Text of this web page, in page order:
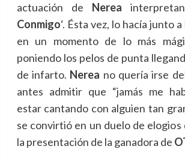
actuación de Nerea
Conmigo‘. Ésta vez, lo hacía junto a
en un momento de lo más
poniendo los pelos de punta
de infarto. Nerea no quería irse
antes admitir que “jamás me
estar cantando con alguien tan
se convirtió en un duelo de elogios
la presentación de la ganadora de